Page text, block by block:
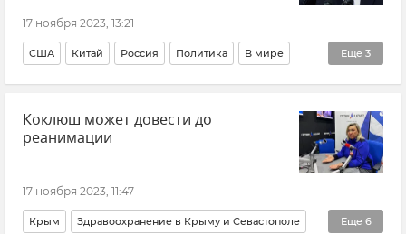
17 ноября 2023, 13:21
Еще 3
США Китай Россия Политика В мире
Мнения Александр Гусев
Джозеф Байден, экс-президент США (Joseph Biden)
Коклюш может довести до
реанимации
17 ноября 2023, 11:47
Еще 6
Крым Здравоохранение в Крыму и Севастополе